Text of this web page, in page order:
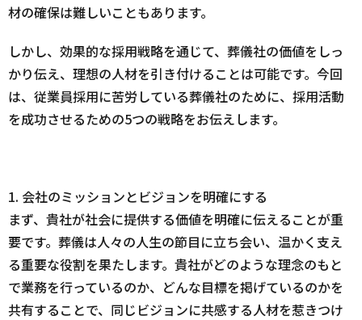
材の確保は難しいこともあります。
しかし、効果的な採用戦略を通じて、葬儀社の価値をしっ
かり伝え、理想の人材を引き付けることは可能です。今回
は、従業員採用に苦労している葬儀社のために、採用活動
を成功させるための5つの戦略をお伝えします。
1. 会社のミッションとビジョンを明確にする
まず、貴社が社会に提供する価値を明確に伝えることが重
要です。葬儀は人々の人生の節目に立ち会い、温かく支え
る重要な役割を果たします。貴社がどのような理念のもと
で業務を行っているのか、どんな目標を掲げているのかを
共有することで、同じビジョンに共感する人材を惹きつけ